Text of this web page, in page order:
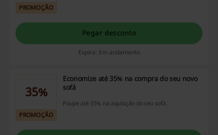
PROMOÇÃO
Pegar desconto
Expira: Em andamento
35%
PROMOÇÃO
Economize até 35% na compra do seu novo
sofá
Poupe até 35% na aquisição do seu sofá.